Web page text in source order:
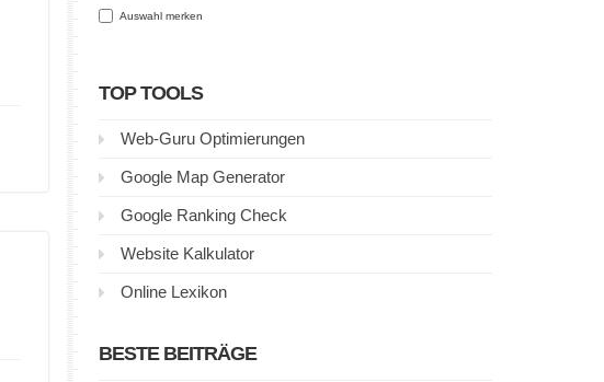
Auswahl merken
TOP TOOLS
Web-Guru Optimierungen
Google Map Generator
Google Ranking Check
Website Kalkulator
Online Lexikon
BESTE BEITRÄGE